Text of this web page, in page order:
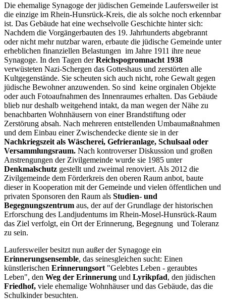
Die ehemalige Synagoge der jüdischen Gemeinde Laufersweiler ist
die einzige im Rhein-Hunsrück-Kreis, die als solche noch erkennbar
ist. Das Gebäude hat eine wechselvolle Geschichte hinter sich:
Nachdem die Vorgängerbauten des 19. Jahrhunderts abgebrannt
oder nicht mehr nutzbar waren, erbaute die jüdische Gemeinde unter
erheblichen finanziellen Belastungen im Jahre 1911 ihre neue
Synagoge. In den Tagen derReichspogromnacht 1938
verwüsteten Nazi-Schergen das Gotteshaus und zerstörten alle
Kultgegenstände. Sie scheuten sich auch nicht, rohe Gewalt gegen
jüdische Bewohner anzuwenden. So sind keine orginalen Objekte
oder auch Fotoaufnahmen des Innenraumes erhalten. Das Gebäude
blieb nur deshalb weitgehend intakt, da man wegen der Nähe zu
benachbarten Wohnhäusern von einer Brandstiftung oder
Zerstörung absah. Nach mehreren entstellenden Umbaumaßnahmen
und dem Einbau einer Zwischendecke diente sie in der
Nachkriegszeit als Wäscherei, Gefrieranlage, Schulsaal oder
Versammlungsraum. Nach kontroverser Diskussion und großen
Anstrengungen der Zivilgemeinde wurde sie 1985 unter
Denkmalschutz gestellt und zweimal renoviert. Als 2012 die
Zivilgemeinde dem Förderkreis den oberen Raum anbot, baute
dieser in Kooperation mit der Gemeinde und vielen öffentlichen und
privaten Sponsoren den Raum als Studien- und
Begegnungszentrum aus, der auf der Grundlage der historischen
Erforschung des Landjudentums im Rhein-Mosel-Hunsrück-Raum
das Ziel verfolgt, ein Ort der Erinnerung, Begegnung und Toleranz
zu sein.
Laufersweiler besitzt nun außer der Synagoge ein
Erinnerungsensemble, das seinesgleichen sucht: Einen
künstlerischen Erinnerungsort "Gelebtes Leben - geraubtes
Leben", den Weg der Erinnerung und Lyrikpfad, den jüdischen
Friedhof, viele ehemalige Wohnhäuser und das Gebäude, das die
Schulkinder besuchten.